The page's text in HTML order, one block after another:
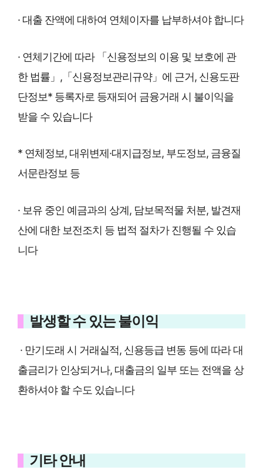
· 대출 잔액에 대하여 연체이자를 납부하셔야 합니다
· 연체기간에 따라 「신용정보의 이용 및 보호에 관
한 법률」,「신용정보관리규약」에 근거, 신용도판
단정보* 등록자로 등재되어 금융거래 시 불이익을
받을 수 있습니다
* 연체정보, 대위변제·대지급정보, 부도정보, 금융질
서문란정보 등
· 보유 중인 예금과의 상계, 담보목적물 처분, 발견재
산에 대한 보전조치 등 법적 절차가 진행될 수 있습
니다
발생할 수 있는 불이익
· 만기도래 시 거래실적, 신용등급 변동 등에 따라 대
출금리가 인상되거나, 대출금의 일부 또는 전액을 상
환하셔야 할 수도 있습니다
기타 안내